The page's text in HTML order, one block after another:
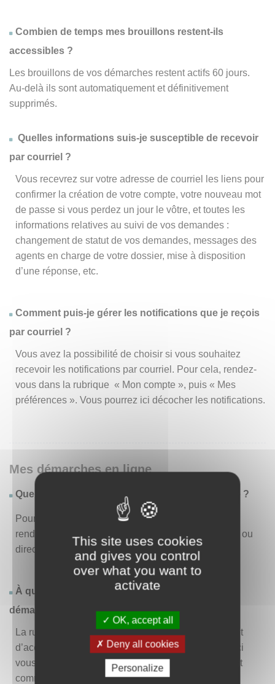
This site uses cookies
and gives you control
over what you want to
activate
OK, accept all
Deny all cookies
Personalize
Combien de temps mes brouillons restent-ils
accessibles ?
Les brouillons de vos démarches restent actifs 60 jours.
Au-delà ils sont automatiquement et définitivement
supprimés.
Quelles informations suis-je susceptible de recevoir
par courriel ?
Vous recevrez sur votre adresse de courriel les liens pour
confirmer la création de votre compte, votre nouveau mot
de passe si vous perdez un jour le vôtre, et toutes les
informations relatives au suivi de vos demandes :
changement de statut de vos demandes, messages des
agents en charge de votre dossier, mise à disposition
d’une réponse, etc.
Comment puis-je gérer les notifications que je reçois
par courriel ?
Vous avez la possibilité de choisir si vous souhaitez
recevoir les notifications par courriel. Pour cela, rendez-
vous dans la rubrique « Mon compte », puis « Mes
préférences ». Vous pourrez ici décocher les notifications.
Mes démarches en ligne
Quelles sont les démarches disponibles en ligne ?
Pour consulter la liste des démarches disponibles,
rendez-vous dans le menu « Liste des démarches » ou
directement en page d’accueil.
À quoi correspond la rubrique « Effectuer une
démarche » ?
La rubrique « Effectuer une démarche » vous permet
d’accéder à la liste des démarches disponibles. D’ici
vous pouvez choisir la démarche vous intéressant et
commencer à la remplir en un clic.